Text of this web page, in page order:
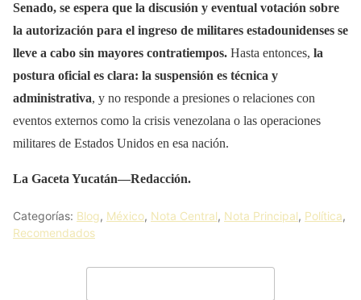
Senado, se espera que la discusión y eventual votación sobre
la autorización para el ingreso de militares estadounidenses se
lleve a cabo sin mayores contratiempos. Hasta entonces, la
postura oficial es clara: la suspensión es técnica y
administrativa, y no responde a presiones o relaciones con
eventos externos como la crisis venezolana o las operaciones
militares de Estados Unidos en esa nación.
La Gaceta Yucatán—Redacción.
Categorías: Blog, México, Nota Central, Nota Principal, Política,
Recomendados